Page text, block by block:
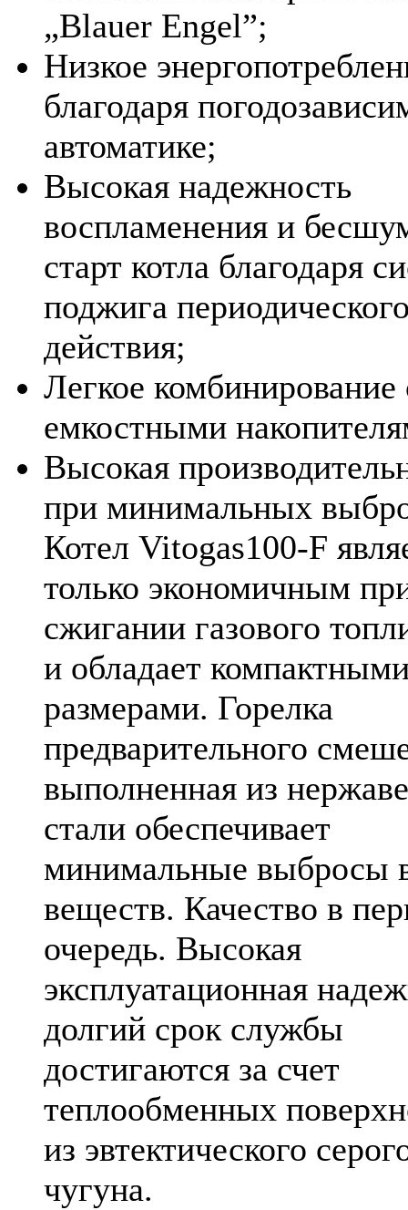
„Blauer Engel”;
Низкое
благодаря
автоматике;
Высокая надежность
воспламенения и
старт котла благодаря
поджига
действия;
Легкое комбинирование
емкостными
Высокая
при минимальных
Котел Vitogas100-F
только экономичным
сжигании газового
и обладает
размерами. Горелка
предварительного
выполненная из
стали обеспечивает
минимальные выбросы
веществ. Качество в
очередь. Высокая
эксплуатационная
долгий срок службы
достигаются за счет
теплообменных
из эвтектического
чугуна.